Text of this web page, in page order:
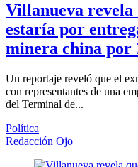
Villanueva
estaría por
minera china por
Un reportaje reveló que el
con representantes de una
del Terminal de...
Política
Redacción Ojo